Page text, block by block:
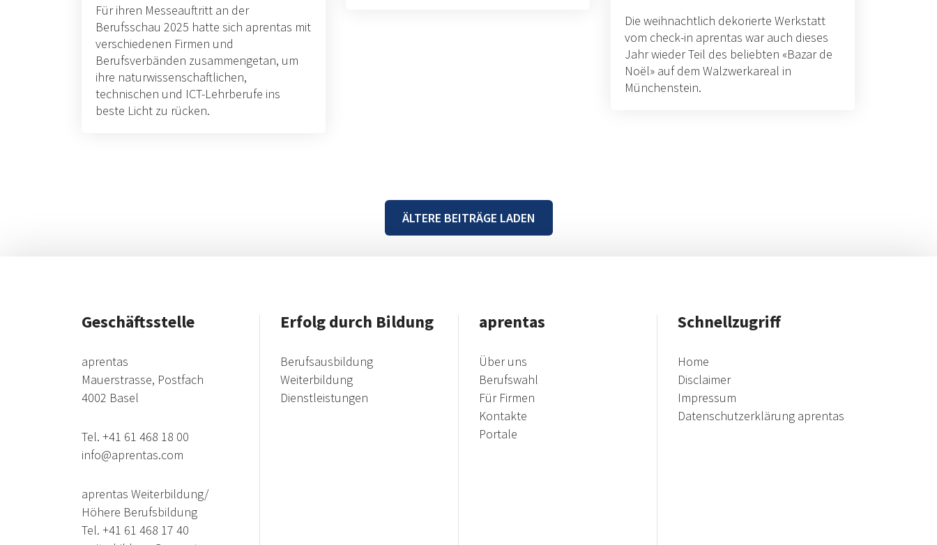
Für ihren Messeauftritt an der
Berufsschau 2025 hatte sich aprentas mit
verschiedenen Firmen und
Berufsverbänden zusammengetan, um
ihre naturwissenschaftlichen,
technischen und ICT-Lehrberufe ins
beste Licht zu rücken.
Die weihnachtlich dekorierte Werkstatt
vom check-in aprentas war auch dieses
Jahr wieder Teil des beliebten «Bazar de
Noël» auf dem Walzwerkareal in
Münchenstein.
ÄLTERE BEITRÄGE LADEN
Geschäftsstelle
aprentas
Mauerstrasse, Postfach
4002 Basel
Tel. +41 61 468 18 00
info@aprentas.com
aprentas Weiterbildung/
Höhere Berufsbildung
Tel. +41 61 468 17 40
Erfolg durch Bildung
Berufsausbildung
Weiterbildung
Dienstleistungen
aprentas
Über uns
Berufswahl
Für Firmen
Kontakte
Portale
Schnellzugriff
Home
Disclaimer
Impressum
Datenschutzerklärung aprentas